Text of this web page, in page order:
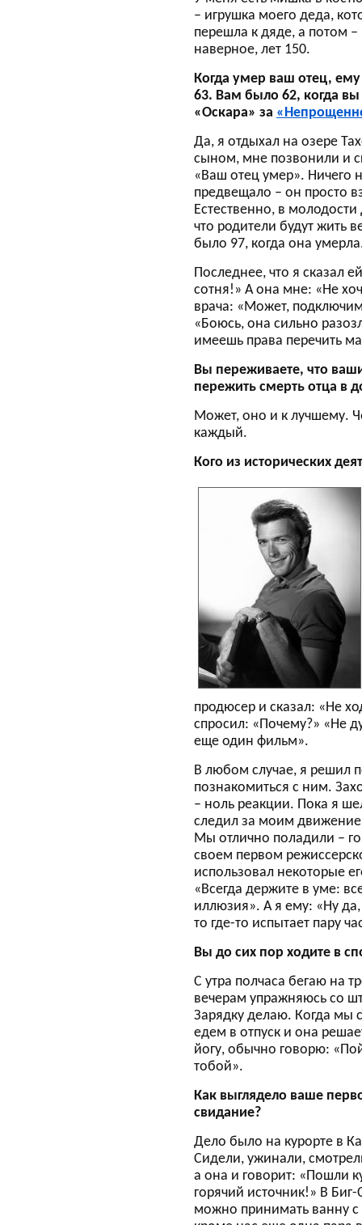
– игрушка моего деда,
перешла к дяде, а потом –
наверное, лет 150.
Когда умер ваш отец,
63. Вам было 62, когда
«Оскара» за
Да, я отдыхал на озере
сыном, мне позвонили и
«Ваш отец умер». Ничего
предвещало – он просто
Естественно, в
что родители будут жить
было 97, когда она
Последнее, что я сказал
сотня!» А она мне: «Не
врача: «Может, подключим
«Боюсь, она сильно
имеешь права перечить
Вы переживаете, что
пережить смерть отца в
Может, оно и к лучшему.
каждый.
Кого из исторических
продюсер и сказал: «Не
спросил: «Почему?» «Не
еще один фильм».
В любом случае, я решил
познакомиться с ним.
– ноль реакции. Пока я
следил за моим
Мы отлично поладили –
своем первом
использовал некоторые
«Всегда держите в уме:
иллюзия». А я ему: «Ну
то где-то испытает пару
Вы до сих пор ходите в
С утра полчаса бегаю на
вечерам упражняюсь со
Зарядку делаю. Когда мы
едем в отпуск и она
йогу, обычно говорю:
тобой».
Как выглядело ваше
свидание?
Дело было на курорте в
Сидели, ужинали,
а она и говорит: «Пошли
горячий источник!» В Биг-
можно принимать ванну с